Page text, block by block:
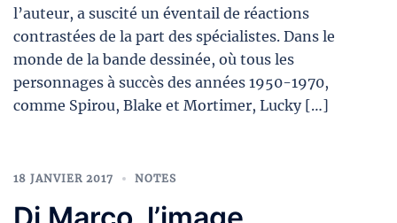
l’auteur, a suscité un éventail de réactions
contrastées de la part des spécialistes. Dans le
monde de la bande dessinée, où tous les
personnages à succès des années 1950-1970,
comme Spirou, Blake et Mortimer, Lucky […]
18 JANVIER 2017 NOTES